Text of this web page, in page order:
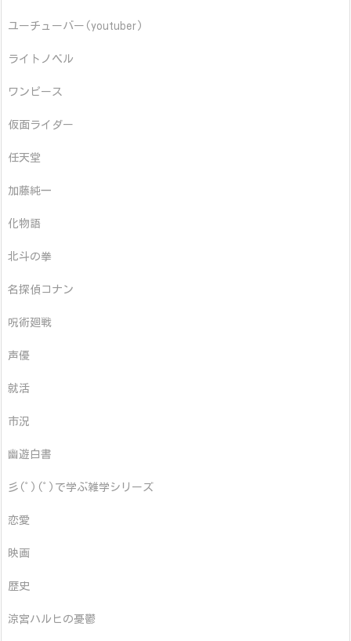
ユーチューバー(youtuber)
ライトノベル
ワンピース
仮面ライダー
任天堂
加藤純一
化物語
北斗の拳
名探偵コナン
呪術廻戦
声優
就活
市況
幽遊白書
彡(ﾟ)(ﾟ)で学ぶ雑学シリーズ
恋愛
映画
歴史
涼宮ハルヒの憂鬱